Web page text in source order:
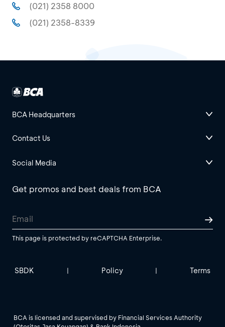
(021) 2358 8000
(021) 2358-8339
BCA Headquarters
Contact Us
Social Media
Get promos and best deals from BCA
This page is protected by reCAPTCHA Enterprise.
SBDK | Policy | Terms
BCA is licensed and supervised by Financial Services Authority